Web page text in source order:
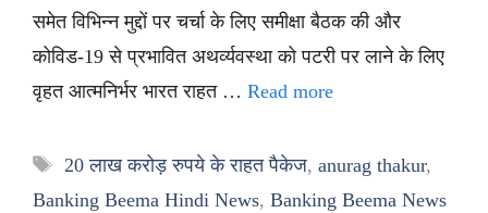
समेत विभिन्न मुद्दों पर चर्चा के लिए समीक्षा बैठक की और
कोविड-19 से प्रभावित अथर्व्यवस्था को पटरी पर लाने के लिए
वृहत आत्मनिर्भर भारत राहत … Read more
Tags
20 लाख करोड़ रुपये के राहत पैकेज, anurag thakur,
Banking Beema Hindi News, Banking Beema News